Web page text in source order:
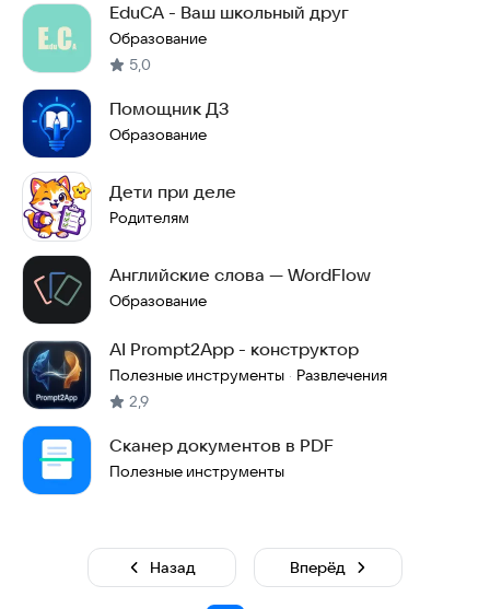
EduCA - Ваш школьный друг
Образование
5,0
Помощник ДЗ
Образование
Дети при деле
Родителям
Английские слова — WordFlow
Образование
AI Prompt2App - конструктор
Полезные инструменты · Развлечения
2,9
Сканер документов в PDF
Полезные инструменты
Назад Вперёд